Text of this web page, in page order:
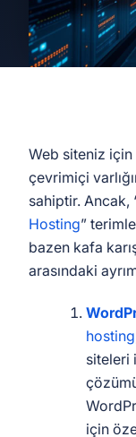
Web siteniz
çevrimiçi
sahiptir. Ancak,
Hosting”
bazen kafa
arasındaki
hosting
siteleri
için